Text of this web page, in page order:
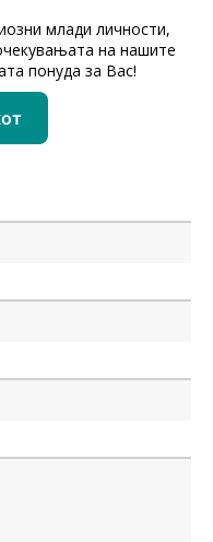
млади личности,
на нашите
понуда за Вас!